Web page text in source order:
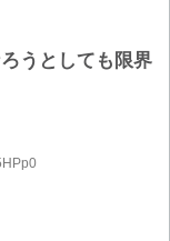
うとしても限界